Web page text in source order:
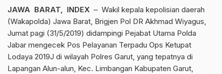
JAWA BARAT, INDEX – Wakil kepala kepolisian daerah
(Wakapolda) Jawa Barat, Brigjen Pol DR Akhmad Wiyagus,
Jumat pagi (31/5/2019) didampingi Pejabat Utama Polda
Jabar mengecek Pos Pelayanan Terpadu Ops Ketupat
Lodaya 2019J di wilayah Polres Garut, yang tepatnya di
Lapangan Alun-alun, Kec. Limbangan Kabupaten Garut,